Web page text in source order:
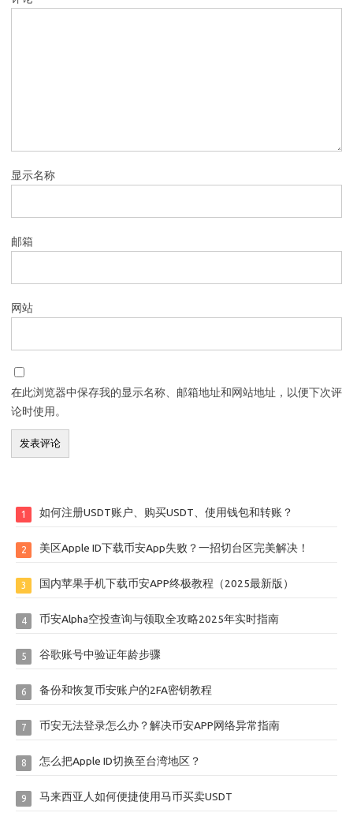
显示名称
邮箱
网站
在此浏览器中保存我的显示名称、邮箱地址和网站地址，以便下次评
论时使用。
1 如何注册USDT账户、购买USDT、使用钱包和转账？
2 美区Apple ID下载币安App失败？一招切台区完美解决！
3 国内苹果手机下载币安APP终极教程（2025最新版）
4 币安Alpha空投查询与领取全攻略2025年实时指南
5 谷歌账号中验证年龄步骤
6 备份和恢复币安账户的2FA密钥教程
7 币安无法登录怎么办？解决币安APP网络异常指南
8 怎么把Apple ID切换至台湾地区？
9 马来西亚人如何便捷使用马币买卖USDT